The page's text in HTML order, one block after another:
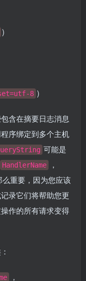
)
8 )
含在摘要日志消息
序绑定到多个主机
可能是
HandlerName ，
么重要，因为您应该
录它们将帮助您更
作的所有请求变得
，